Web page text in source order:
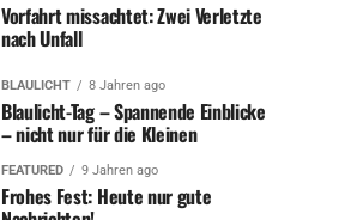
Vorfahrt missachtet: Zwei Verletzte
nach Unfall
BLAULICHT 8 Jahren ago
Blaulicht-Tag – Spannende Einblicke
– nicht nur für die Kleinen
FEATURED 9 Jahren ago
Frohes Fest: Heute nur gute